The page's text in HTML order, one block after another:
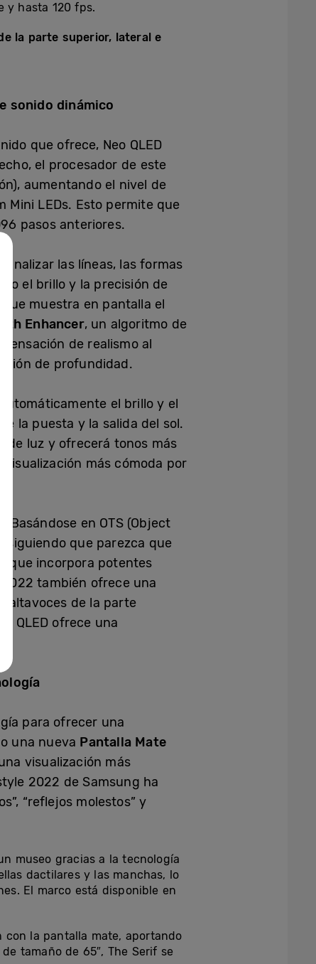
y hasta 120 fps.
la parte superior, lateral e
sonido dinámico
que ofrece, Neo QLED
el procesador de este
aumentando el nivel de
Mini LEDs. Esto permite que
pasos anteriores.
las líneas, las formas
el brillo y la precisión de
muestra en pantalla el
Enhancer, un algoritmo de
de realismo al
de profundidad.
el brillo y el
la puesta y la salida del sol.
de luz y ofrecerá tonos más
más cómoda por
en OTS (Object
que parezca que
, que incorpora potentes
también ofrece una
altavoces de la parte
QLED ofrece una
para ofrecer una
una nueva Pantalla Mate
visualización más
2022 de Samsung ha
“reflejos molestos” y
museo gracias a la tecnología
dactilares y las manchas, lo
El marco está disponible en
la pantalla mate, aportando
tamaño de 65″, The Serif se